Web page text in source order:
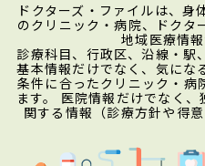
ドクターズ・ファイルは、
のクリニック・病院、ドクタ
地域医療情報
診療科目、行政区、沿線・駅
基本情報だけでなく、気にな
条件に合ったクリニック・病
ます。 医院情報だけでなく
関する情報（診療方針や得